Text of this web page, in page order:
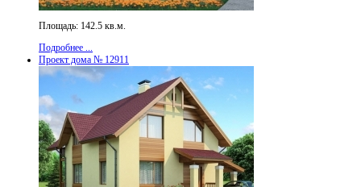
Площадь: 142.5 кв.м.
Подробнее ...
Проект дома № 12911